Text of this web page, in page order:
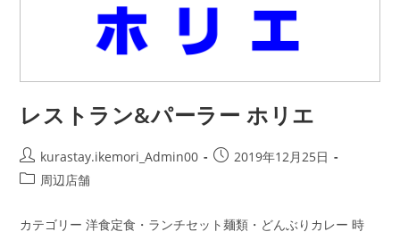
レストラン&パーラー ホリエ
kurastay.ikemori_Admin00
2019年12月25日
周辺店舗
カテゴリー 洋食定食・ランチセット麺類・どんぶりカレー 時